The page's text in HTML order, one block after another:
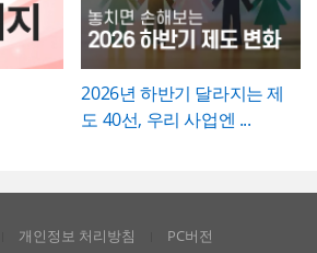
2026년 하반기 달라지는 제
도 40선, 우리 사업엔 ...
개인정보 처리방침 PC버전